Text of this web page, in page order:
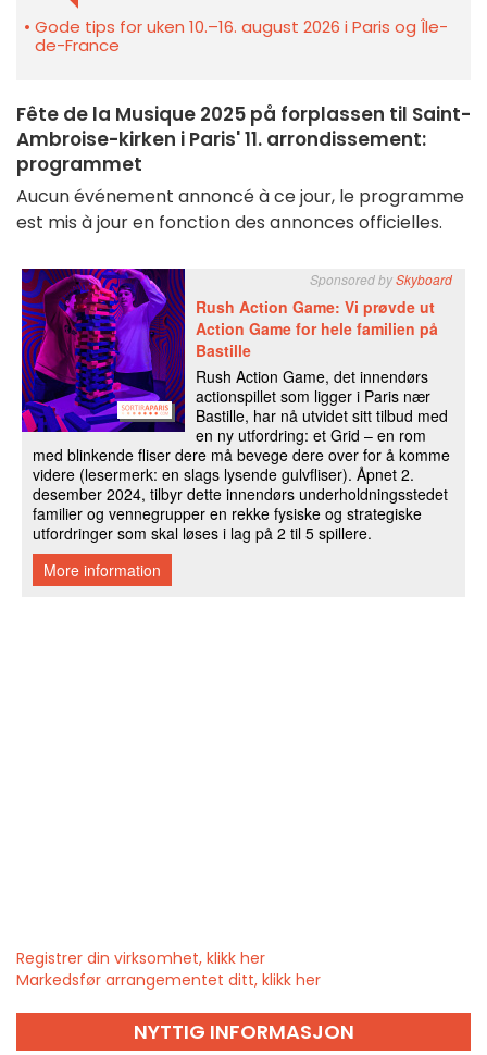
Gode tips for uken 10.–16. august 2026 i Paris og Île-
de-France
Fête de la Musique 2025 på forplassen til Saint-
Ambroise-kirken i Paris' 11. arrondissement:
programmet
Aucun événement annoncé à ce jour, le programme
est mis à jour en fonction des annonces officielles.
Registrer din virksomhet, klikk her
Markedsfør arrangementet ditt, klikk her
NYTTIG INFORMASJON